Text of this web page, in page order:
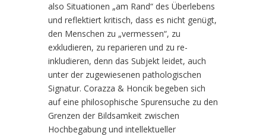
also Situationen „am Rand“ des Überlebens
und reflektiert kritisch, dass es nicht genügt,
den Menschen zu „vermessen“, zu
exkludieren, zu reparieren und zu re-
inkludieren, denn das Subjekt leidet, auch
unter der zugewiesenen pathologischen
Signatur. Corazza & Honcik begeben sich
auf eine philosophische Spurensuche zu den
Grenzen der Bildsamkeit zwischen
Hochbegabung und intellektueller